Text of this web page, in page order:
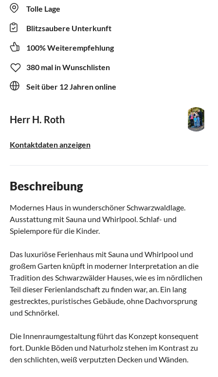
Tolle Lage
Blitzsaubere Unterkunft
100% Weiterempfehlung
380 mal in Wunschlisten
Seit über 12 Jahren online
Herr H. Roth
Kontaktdaten anzeigen
Beschreibung
Modernes Haus in wunderschöner Schwarzwaldlage.
Ausstattung mit Sauna und Whirlpool. Schlaf- und
Spielempore für die Kinder.
Das luxuriöse Ferienhaus mit Sauna und Whirlpool und
großem Garten knüpft in moderner Interpretation an die
Tradition des Schwarzwälder Hauses, wie es im nördlichen
Teil dieser Ferienlandschaft zu finden war, an. Ein lang
gestrecktes, puristisches Gebäude, ohne Dachvorsprung
und Schnörkel.
Die Innenraumgestaltung führt das Konzept konsequent
fort. Dunkle Böden und Naturholz stehen im Kontrast zu
den schlichten, weiß verputzten Decken und Wänden.